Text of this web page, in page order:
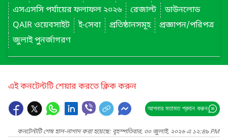
এসএসসি পর্যায়ের ফলাফল ২০২৬
রেজাল্ট
ডাউনলোড
QAIR ওয়েবসাইট
ই-সেবা প্রতিষ্ঠানসমূহ
প্রজ্ঞাপন/পরিপত্র
জুলাই পুনর্জাগরণ
এই কনটেন্টটি শেয়ার করতে ক্লিক করুন
আপনার মতামত প্রদান করুন
কনটেন্টটি শেষ হাল-নাগাদ করা হয়েছে: বৃহস্পতিবার, ৩০ জুলাই, ২০২৬ এ ১২:৪৯ PM